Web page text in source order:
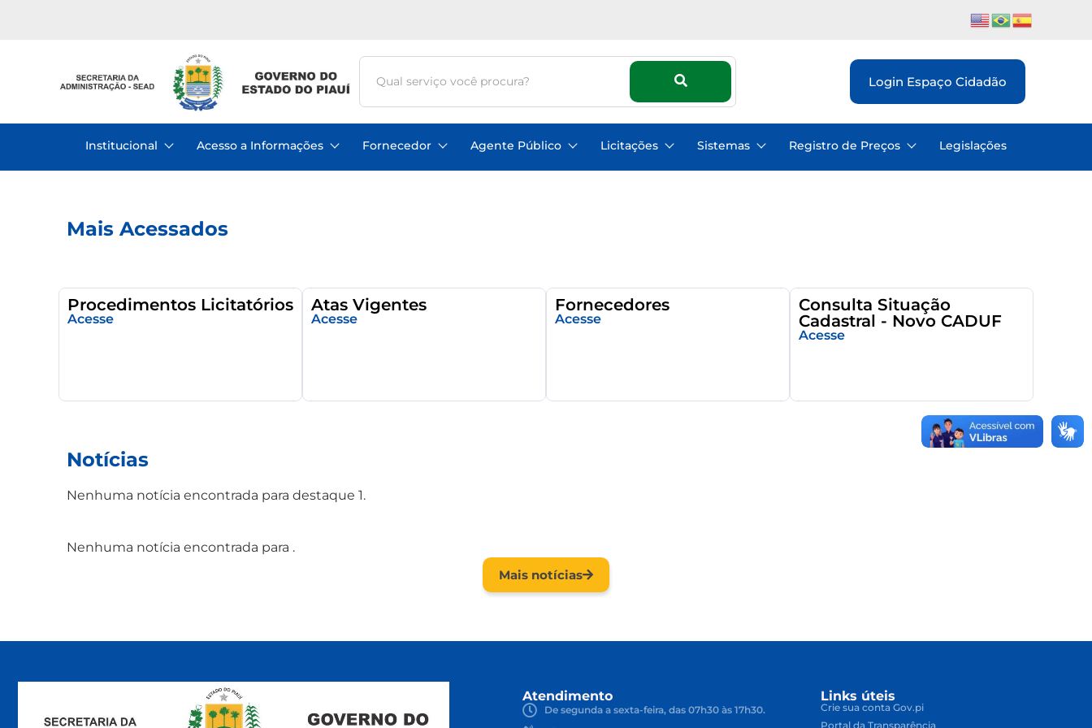
Login Espaço Cidadão
Institucional Acesso a Informações Fornecedor Agente Público Licitações Sistemas Registro de Preços Legislações
Mais Acessados
Procedimentos Licitatórios
Acesse
Atas Vigentes
Acesse
Fornecedores
Acesse
Consulta Situação
Cadastral - Novo CADUF
Acesse
Notícias
Nenhuma notícia encontrada para destaque 1.
Nenhuma notícia encontrada para .
Mais notícias
Atendimento
De segunda a sexta-feira, das 07h30 às 17h30.
Links úteis
Crie sua conta Gov.pi
Portal da Transparência